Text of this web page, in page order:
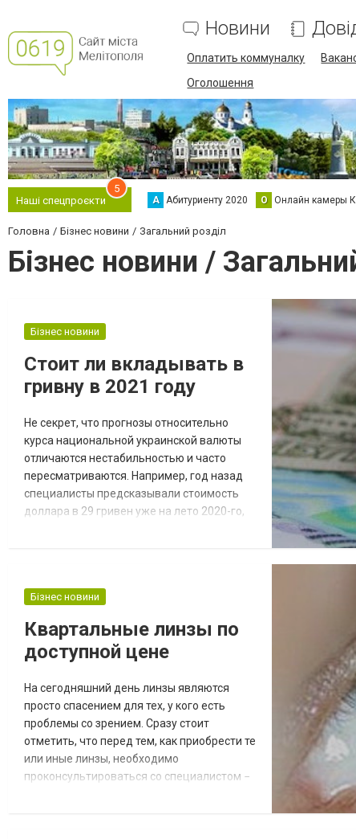
Новини
Оплатить коммуналку
Оголошення
Наші спецпроєкти
5
А Абитуриенту 2020 О Онлайн камеры
Головна Бізнес новини Загальний розділ
Бізнес новини /
Бізнес новини
Стоит ли вкладывать в
гривну в 2021 году
Не секрет, что прогнозы относительно
курса национальной украинской валюты
отличаются нестабильностью и часто
пересматриваются. Например, год назад
специалисты предсказывали стоимость
доллара в 29 гривен уже на лето 2020-го,
меньше, а вот дилемма о том, в какой
сбережения, возникает...
Бізнес новини
Квартальные линзы по
доступной цене
На сегодняшний день линзы являются
просто спасением для тех, у кого есть
проблемы со зрением. Сразу стоит
отметить, что перед тем, как приобрести те
или иные линзы, необходимо
проконсультироваться со специалистом −